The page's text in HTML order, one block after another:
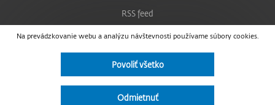
Na prevádzkovanie webu a analýzu návštevnosti používame súbory cookies.
Povoliť všetko
Odmietnuť
RSS feed
Nastavenie cookies
Facebook
Instagram